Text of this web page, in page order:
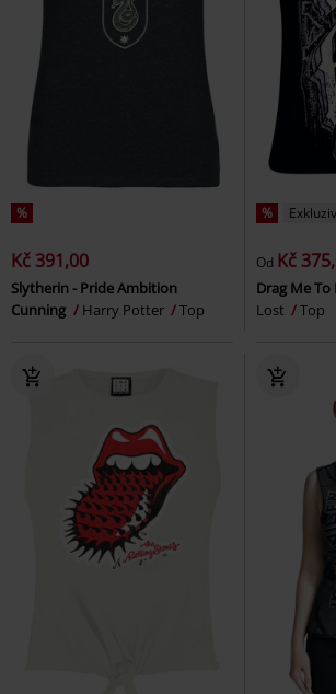
%
Kč 391,00
Slytherin - Pride Ambition
Cunning
Harry Potter Top
%
Od Kč
Drag Me To
Lost
Top